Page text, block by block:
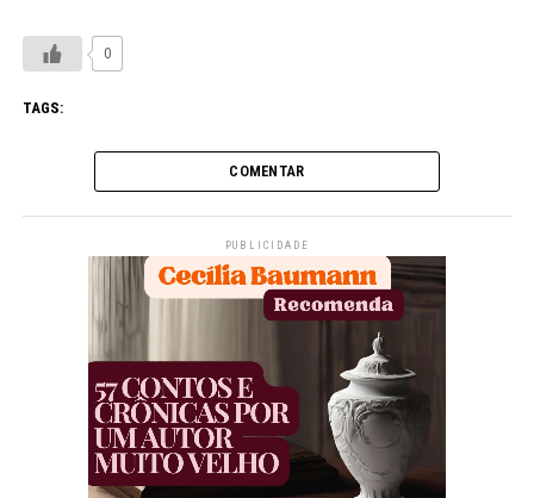
0
TAGS:
COMENTAR
PUBLICIDADE